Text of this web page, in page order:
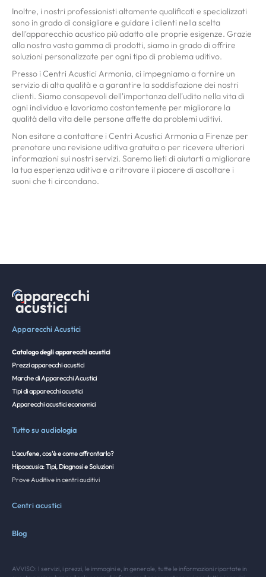
Inoltre, i nostri professionisti altamente qualificati e specializzati
sono in grado di consigliare e guidare i clienti nella scelta
dell'apparecchio acustico più adatto alle proprie esigenze. Grazie
alla nostra vasta gamma di prodotti, siamo in grado di offrire
soluzioni personalizzate per ogni tipo di problema uditivo.
Presso i Centri Acustici Armonia, ci impegniamo a fornire un
servizio di alta qualità e a garantire la soddisfazione dei nostri
clienti. Siamo consapevoli dell'importanza dell'udito nella vita di
ogni individuo e lavoriamo costantemente per migliorare la
qualità della vita delle persone affette da problemi uditivi.
Non esitare a contattare i Centri Acustici Armonia a Firenze per
prenotare una revisione uditiva gratuita o per ricevere ulteriori
informazioni sui nostri servizi. Saremo lieti di aiutarti a migliorare
la tua esperienza uditiva e a ritrovare il piacere di ascoltare i
suoni che ti circondano.
Apparecchi Acustici
Catalogo degli apparecchi acustici
Prezzi apparecchi acustici
Marche di Apparecchi Acustici
Tipi di apparecchi acustici
Apparecchi acustici economici
Tutto su audiologia
L'acufene, cos'è e come affrontarlo?
Hipoacusia: Tipi, Diagnosi e Soluzioni
Prove Auditive in centri auditivi
Centri acustici
Blog
AVVISO: I servizi, i prezzi, le immagini e, in generale, tutte le informazioni riportate in